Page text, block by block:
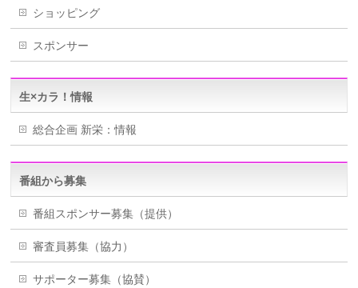
ショッピング
スポンサー
生×カラ！情報
総合企画 新栄：情報
番組から募集
番組スポンサー募集（提供）
審査員募集（協力）
サポーター募集（協賛）